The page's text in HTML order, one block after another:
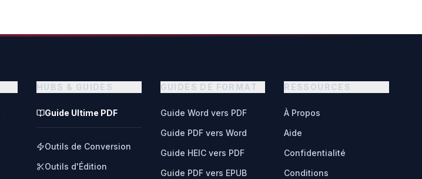
HUBS & GUIDES
Guide Ultime PDF
Outils de Conversion
Outils d'Édition
GUIDES DE FORMAT
Guide Word vers PDF
Guide PDF vers Word
Guide HEIC vers PDF
Guide PDF vers EPUB
RESSOURCES
À Propos
Aide
Confidentialité
Conditions